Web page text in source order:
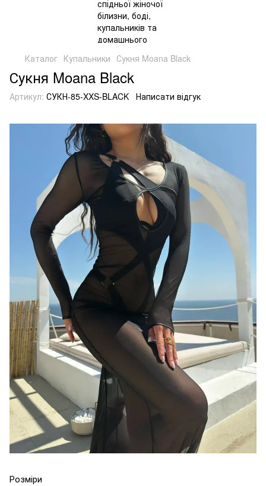
Каталог Купальники Сукня Moana Black
Сукня Moana Black
Артикул: СУКН-85-XXS-BLACK Написати відгук
Розміри